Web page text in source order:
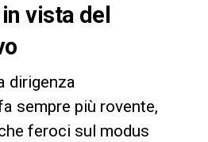
vista del
dirigenza
sempre più rovente,
feroci sul modus